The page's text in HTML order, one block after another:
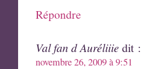
Répondre
Val fan d Auréliiie dit :
novembre 26, 2009 à 9:51